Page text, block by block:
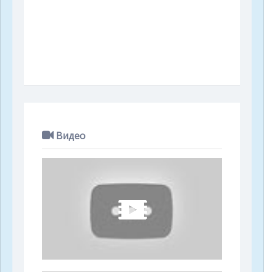
Видео